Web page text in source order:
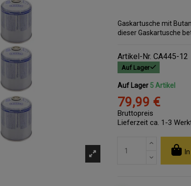
Gaskartusche mit
dieser Gaskartusche
Artikel-Nr. CA445-12
Auf Lager
Auf Lager 5 Artikel
79,99 €
Bruttopreis
Lieferzeit ca. 1-3